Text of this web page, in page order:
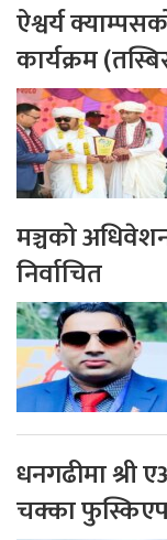
ऐश्वर्य
कार्यक्रम
मञ्चको
निर्वाचित
धनगढीमा श्री
चक्का